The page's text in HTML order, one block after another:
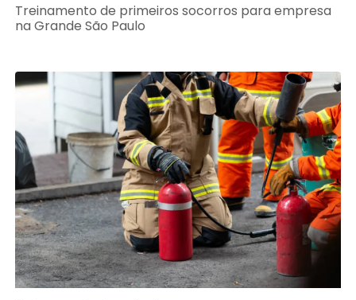
Treinamento de primeiros socorros para empresa
na Grande São Paulo